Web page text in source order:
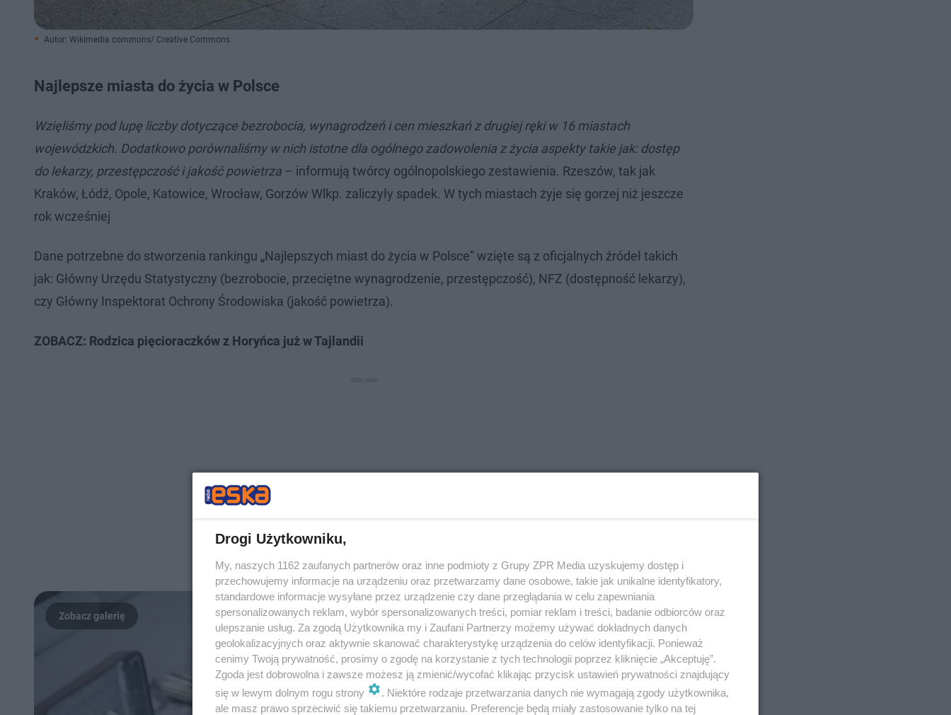
Autor: Wikimedia commons/ Creative Commons
Najlepsze miasta do życia w Polsce
Wzięliśmy pod lupę liczby dotyczące bezrobocia, wynagrodzeń i cen mieszkań z drugiej ręki w 16 miastach
wojewódzkich. Dodatkowo porównaliśmy w nich istotne dla ogólnego zadowolenia z życia aspekty takie jak: dostęp
do lekarzy, przestępczość i jakość powietrza – informują twórcy ogólnopolskiego zestawienia. Rzeszów, tak jak
Kraków, Łódź, Opole, Katowice, Wrocław, Gorzów Wlkp. zaliczyły spadek. W tych miastach żyje się gorzej niż jeszcze
rok wcześniej
Dane potrzebne do stworzenia rankingu „Najlepszych miast do życia w Polsce” wzięte są z oficjalnych źródeł takich
jak: Główny Urzędu Statystyczny (bezrobocie, przeciętne wynagrodzenie, przestępczość), NFZ (dostępność lekarzy),
czy Główny Inspektorat Ochrony Środowiska (jakość powietrza).
ZOBACZ: Rodzica pięcioraczków z Horyńca już w Tajlandii
9
Drogi Użytkowniku,
My, naszych 1162 zaufanych partnerów oraz inne podmioty z Grupy ZPR Media uzyskujemy dostęp i
przechowujemy informacje na urządzeniu oraz przetwarzamy dane osobowe, takie jak unikalne identyfikatory,
standardowe informacje wysyłane przez urządzenie czy dane przeglądania w celu zapewniania
spersonalizowanych reklam, wybór spersonalizowanych treści, pomiar reklam i treści, badanie odbiorców oraz
ulepszanie usług. Za zgodą Użytkownika my i Zaufani Partnerzy możemy używać dokładnych danych
geolokalizacyjnych oraz aktywnie skanować charakterystykę urządzenia do celów identyfikacji. Ponieważ
cenimy Twoją prywatność, prosimy o zgodę na korzystanie z tych technologii poprzez kliknięcie „Akceptuję”.
Zgoda jest dobrowolna i zawsze możesz ją zmienić/wycofać klikając przycisk ustawień prywatności znajdujący
się w lewym dolnym rogu strony
. Niektóre rodzaje przetwarzania danych nie wymagają zgody użytkownika,
ale masz prawo sprzeciwić się takiemu przetwarzaniu. Preferencje będą miały zastosowanie tylko na tej